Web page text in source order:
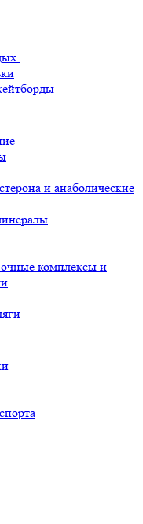
и анаболические
комплексы и